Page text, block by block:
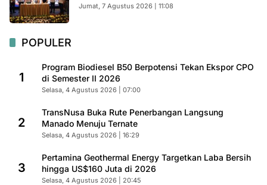
Jumat, 7 Agustus 2026 | 11:08
POPULER
1
Program Biodiesel B50 Berpotensi Tekan Ekspor CPO
di Semester II 2026
Selasa, 4 Agustus 2026 | 07:00
2
TransNusa Buka Rute Penerbangan Langsung
Manado Menuju Ternate
Selasa, 4 Agustus 2026 | 16:29
3
Pertamina Geothermal Energy Targetkan Laba Bersih
hingga US$160 Juta di 2026
Selasa, 4 Agustus 2026 | 20:45